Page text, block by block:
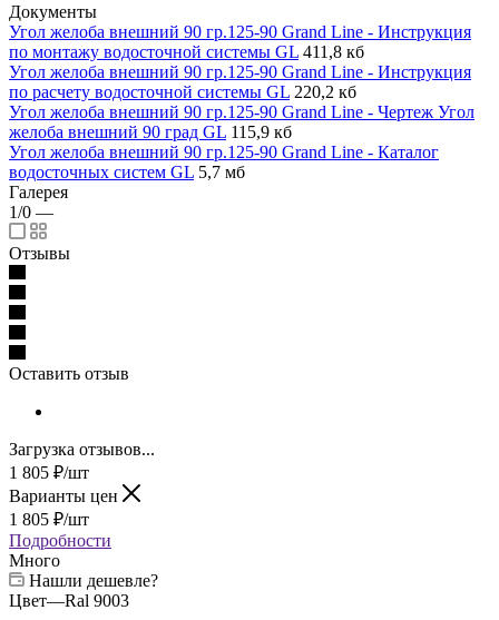
Документы
Угол желоба внешний 90 гр.125-90 Grand Line - Инструкция
по монтажу водосточной системы GL 411,8 кб
Угол желоба внешний 90 гр.125-90 Grand Line - Инструкция
по расчету водосточной системы GL 220,2 кб
Угол желоба внешний 90 гр.125-90 Grand Line - Чертеж Угол
желоба внешний 90 град GL 115,9 кб
Угол желоба внешний 90 гр.125-90 Grand Line - Каталог
водосточных систем GL 5,7 мб
Галерея
1/0 —
Отзывы
Оставить отзыв
Загрузка отзывов...
1 805 ₽/шт
Варианты цен
1 805 ₽/шт
Подробности
Много
Нашли дешевле?
Цвет—Ral 9003